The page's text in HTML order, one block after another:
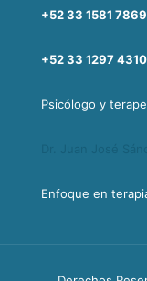
+52 33 1581 7869
+52 33 1297 4310
Psicólogo y
Enfoque en